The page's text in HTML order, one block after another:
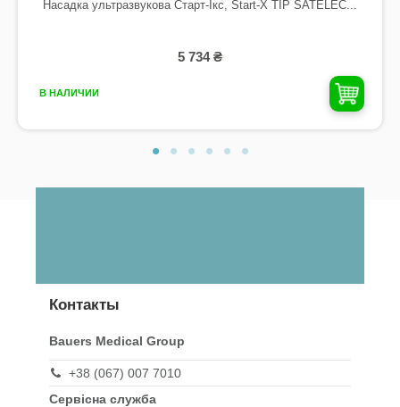
Насадка ультразвукова Старт-Ікс, Start-X TIP SATELEC...
5 734 ₴
В НАЛИЧИИ
Контакты
Bauers Medical Group
+38 (067) 007 7010
Сервісна служба